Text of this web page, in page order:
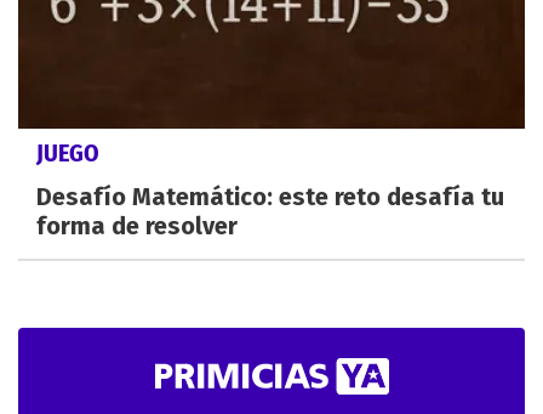
JUEGO
Desafío Matemático: este reto desafía tu
forma de resolver